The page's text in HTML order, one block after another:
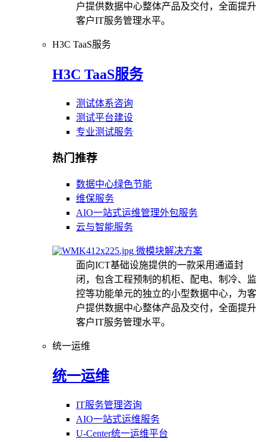
户提供数据中心整体产品及交付，全面提升
客户IT服务管理水平。
H3C TaaS服务
H3C TaaS服务
测试体系咨询
测试平台建设
专业测试服务
热门推荐
数据中心绿色节能
维保服务
AIO一站式运维管理外包服务
云与智能服务
微模块解决方案
面向ICT基础设施提供的一款采用通道封
闭，包含工程预制的机柜、配电、制冷、监
控等功能单元的独立的小型数据中心，为客
户提供数据中心整体产品及交付，全面提升
客户IT服务管理水平。
统一运维
统一运维
IT服务管理咨询
AIO一站式运维服务
U-Center统一运维平台